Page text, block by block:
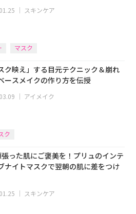
｜ スキンケア
マスク
ク映え」する目元テクニック＆崩れ
ースメイクの作り方を伝授
｜ アイメイク
ク
った肌にご褒美を！プリュのインテ
ナイトマスクで翌朝の肌に差をつけ
｜ スキンケア